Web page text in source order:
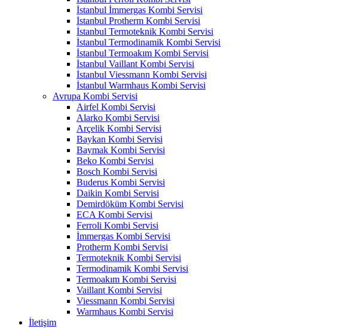
İstanbul İmmergas Kombi Servisi
İstanbul Protherm Kombi Servisi
İstanbul Termoteknik Kombi Servisi
İstanbul Termodinamik Kombi Servisi
İstanbul Termoakım Kombi Servisi
İstanbul Vaillant Kombi Servisi
İstanbul Viessmann Kombi Servisi
İstanbul Warmhaus Kombi Servisi
Avrupa Kombi Servisi
Airfel Kombi Servisi
Alarko Kombi Servisi
Arçelik Kombi Servisi
Baykan Kombi Servisi
Baymak Kombi Servisi
Beko Kombi Servisi
Bosch Kombi Servisi
Buderus Kombi Servisi
Daikin Kombi Servisi
Demirdöküm Kombi Servisi
ECA Kombi Servisi
Ferroli Kombi Servisi
İmmergas Kombi Servisi
Protherm Kombi Servisi
Termoteknik Kombi Servisi
Termodinamik Kombi Servisi
Termoakım Kombi Servisi
Vaillant Kombi Servisi
Viessmann Kombi Servisi
Warmhaus Kombi Servisi
İletişim